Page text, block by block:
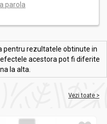
parola
pentru rezultatele obtinute in
acestora pot fi diferite
la alta.
Vezi toate >